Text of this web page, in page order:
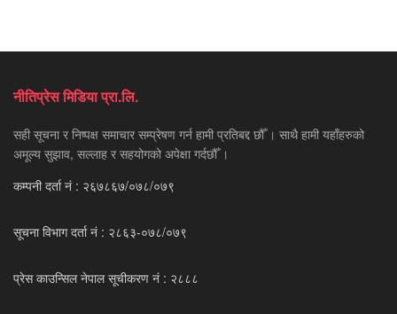
नीतिप्रेस मिडिया प्रा.लि.
सही सूचना र निष्पक्ष समाचार सम्प्रेषण गर्न हामी प्रतिबद्द छौँ । साथै हामी यहाँहरुको
अमूल्य सुझाव, सल्लाह र सहयोगको अपेक्षा गर्दछौँ ।
कम्पनी दर्ता नं : २६७८६७/०७८/०७९
सूचना विभाग दर्ता नं : २८६३-०७८/०७९
प्रेस काउन्सिल नेपाल सूचीकरण नं : २८८८